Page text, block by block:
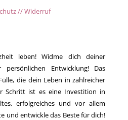
// Widerruf
leben! Widme dich deiner
Entwicklung! Das
die dein Leben in zahlreicher
Schritt ist es eine Investition in
erfolgreiches und vor allem
und entwickle das Beste für dich!